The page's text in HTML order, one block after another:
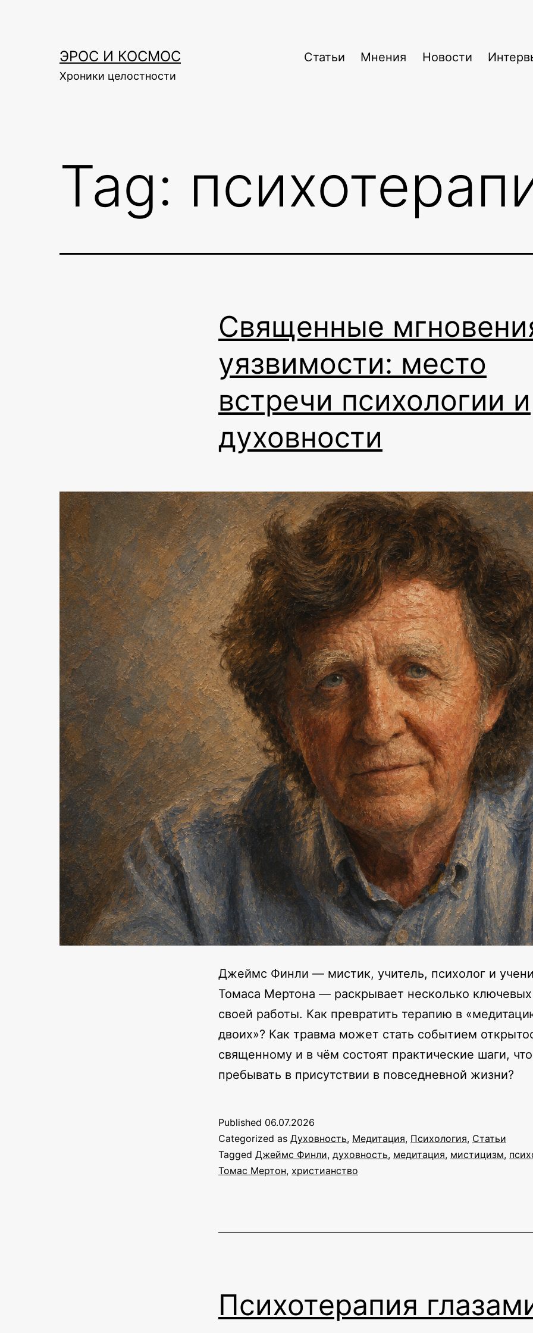
ЭРОС И КОСМОС
Хроники целостности
Статьи Мнения Новости
Tag:
Священные
уязвимости: место
встречи психологии и
духовности
Джеймс Финли — мистик, учитель, психолог и
Томаса Мертона — раскрывает несколько
своей работы. Как превратить терапию в
двоих»? Как травма может стать событием
священному и в чём состоят практические шаги,
пребывать в присутствии в повседневной жизни?
Published 06.07.2026
Categorized as Духовность, Медитация, Психология, Статьи
Tagged Джеймс Финли, духовность, медитация, мистицизм,
Томас Мертон, христианство
Психотерапия